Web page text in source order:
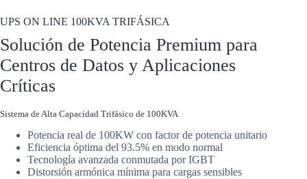
UPS ON LINE 100KVA TRIFÁSICA
Solución de Potencia Premium para
Centros de Datos y Aplicaciones
Críticas
Sistema de Alta Capacidad Trifásico de 100KVA
Potencia real de 100KW con factor de potencia unitario
Eficiencia óptima del 93.5% en modo normal
Tecnología avanzada conmutada por IGBT
Distorsión armónica mínima para cargas sensibles